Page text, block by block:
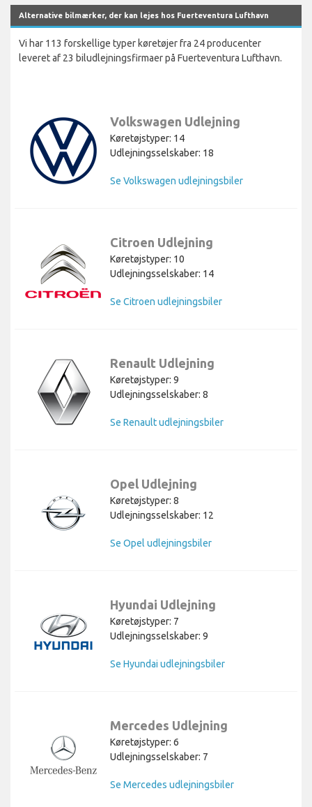
Alternative bilmærker, der kan lejes hos Fuerteventura Lufthavn
Vi har 113 forskellige typer køretøjer fra 24 producenter
leveret af 23 biludlejningsfirmaer på Fuerteventura Lufthavn.
Volkswagen Udlejning
Køretøjstyper: 14
Udlejningsselskaber: 18
Se Volkswagen udlejningsbiler
Citroen Udlejning
Køretøjstyper: 10
Udlejningsselskaber: 14
Se Citroen udlejningsbiler
Renault Udlejning
Køretøjstyper: 9
Udlejningsselskaber: 8
Se Renault udlejningsbiler
Opel Udlejning
Køretøjstyper: 8
Udlejningsselskaber: 12
Se Opel udlejningsbiler
Hyundai Udlejning
Køretøjstyper: 7
Udlejningsselskaber: 9
Se Hyundai udlejningsbiler
Mercedes Udlejning
Køretøjstyper: 6
Udlejningsselskaber: 7
Se Mercedes udlejningsbiler